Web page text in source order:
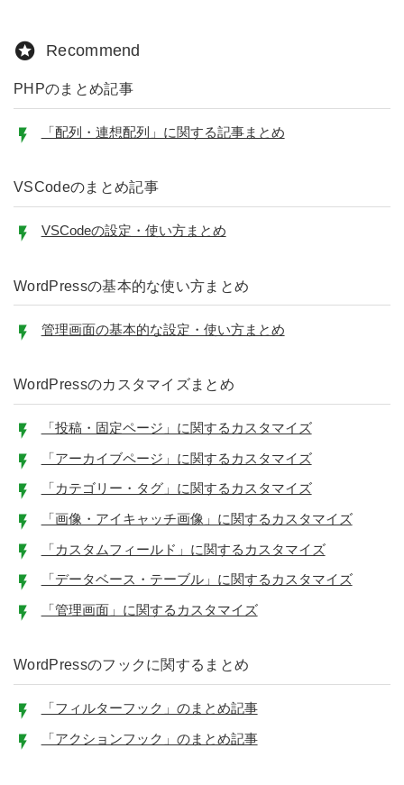
Recommend
PHPのまとめ記事
「配列・連想配列」に関する記事まとめ
VSCodeのまとめ記事
VSCodeの設定・使い方まとめ
WordPressの基本的な使い方まとめ
管理画面の基本的な設定・使い方まとめ
WordPressのカスタマイズまとめ
「投稿・固定ページ」に関するカスタマイズ
「アーカイブページ」に関するカスタマイズ
「カテゴリー・タグ」に関するカスタマイズ
「画像・アイキャッチ画像」に関するカスタマイズ
「カスタムフィールド」に関するカスタマイズ
「データベース・テーブル」に関するカスタマイズ
「管理画面」に関するカスタマイズ
WordPressのフックに関するまとめ
「フィルターフック」のまとめ記事
「アクションフック」のまとめ記事